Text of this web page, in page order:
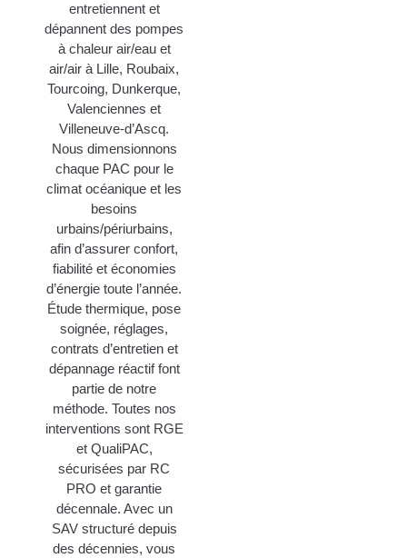
entretiennent et
dépannent des pompes
à chaleur air/eau et
air/air à Lille, Roubaix,
Tourcoing, Dunkerque,
Valenciennes et
Villeneuve-d’Ascq.
Nous dimensionnons
chaque PAC pour le
climat océanique et les
besoins
urbains/périurbains,
afin d’assurer confort,
fiabilité et économies
d’énergie toute l’année.
Étude thermique, pose
soignée, réglages,
contrats d’entretien et
dépannage réactif font
partie de notre
méthode. Toutes nos
interventions sont RGE
et QualiPAC,
sécurisées par RC
PRO et garantie
décennale. Avec un
SAV structuré depuis
des décennies, vous